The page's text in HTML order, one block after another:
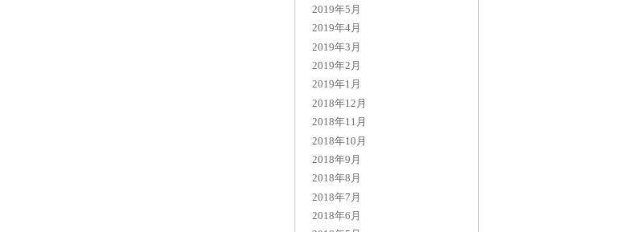
2019年5月
2019年4月
2019年3月
2019年2月
2019年1月
2018年12月
2018年11月
2018年10月
2018年9月
2018年8月
2018年7月
2018年6月